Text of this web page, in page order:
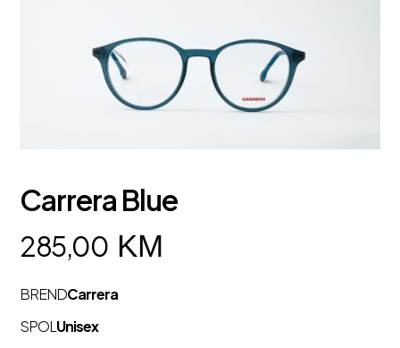
Carrera Blue
285,00 KM
BRENDCarrera
SPOL Unisex